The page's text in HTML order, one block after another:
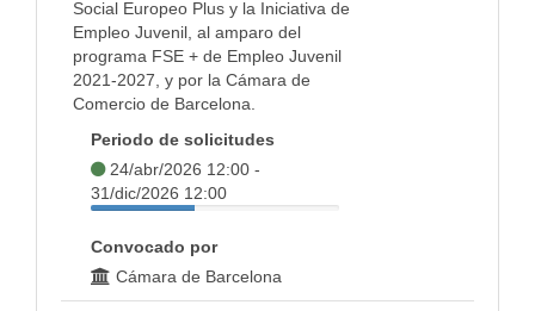
Social Europeo Plus y la Iniciativa de
Empleo Juvenil, al amparo del
programa FSE + de Empleo Juvenil
2021-2027, y por la Cámara de
Comercio de Barcelona.
Periodo de solicitudes
24/abr/2026 12:00 -
31/dic/2026 12:00
Convocado por
Cámara de Barcelona